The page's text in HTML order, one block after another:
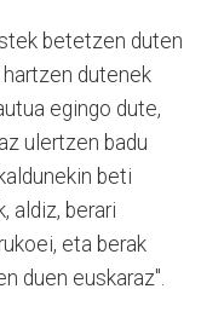
betetzen duten
dutenek
egingo dute,
ulertzen badu
beti
aldiz, berari
eta berak
duen euskaraz".